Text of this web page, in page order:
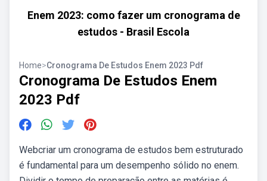
Enem 2023: como fazer um cronograma de
estudos - Brasil Escola
Home>Cronograma De Estudos Enem 2023 Pdf
Cronograma De Estudos Enem
2023 Pdf
Webcriar um cronograma de estudos bem estruturado
é fundamental para um desempenho sólido no enem.